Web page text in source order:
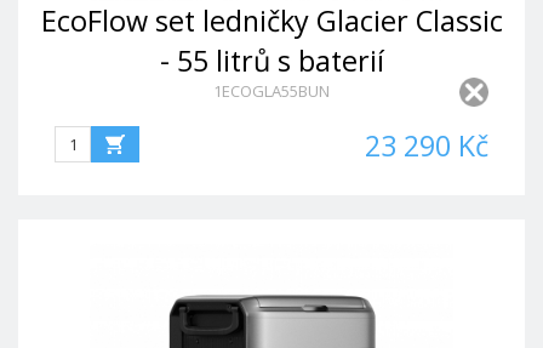
EcoFlow set ledničky Glacier Classic
- 55 litrů s baterií
1ECOGLA55BUN
23 290 Kč